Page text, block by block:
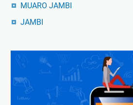
MUARO JAMBI
JAMBI